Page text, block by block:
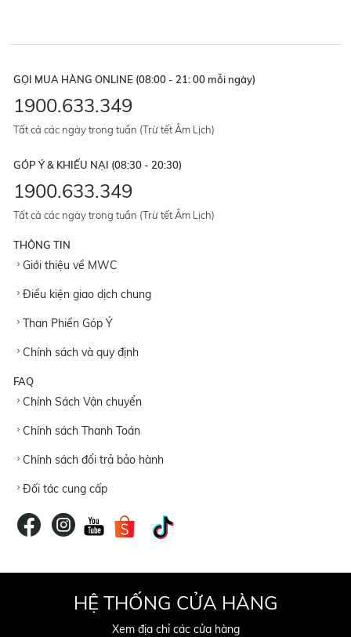
GỌI MUA HÀNG ONLINE (08:00 - 21: 00 mỗi ngày)
1900.633.349
Tất cả các ngày trong tuần (Trừ tết Âm Lịch)
GÓP Ý & KHIẾU NẠI (08:30 - 20:30)
1900.633.349
Tất cả các ngày trong tuần (Trừ tết Âm Lịch)
THÔNG TIN
Giới thiệu về MWC
Điều kiện giao dịch chung
Than Phiền Góp Ý
Chính sách và quy định
FAQ
Chính Sách Vận chuyển
Chính sách Thanh Toán
Chính sách đổi trả bảo hành
Đối tác cung cấp
HỆ THỐNG CỬA HÀNG
Xem địa chỉ các cửa hàng